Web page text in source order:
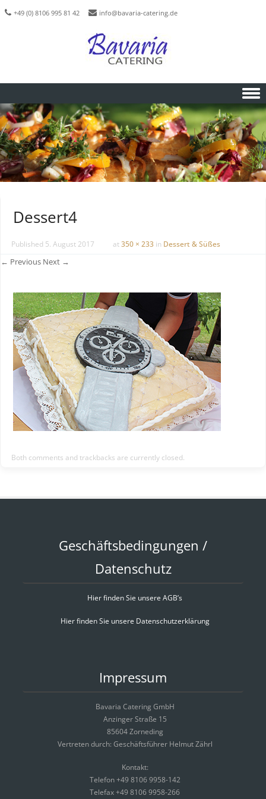
+49 (0) 8106 995 81 42 info@bavaria-catering.de
Skip to content
Dessert4
Published 5. August 2017 at350 × 233 in Dessert & Süßes
← Previous Next →
Both comments and trackbacks are currently closed.
Geschäftsbedingungen /
Datenschutz
Hier finden Sie unsere AGB’s
Hier finden Sie unsere Datenschutzerklärung
Impressum
Bavaria Catering GmbH
Anzinger Straße 15
85604 Zorneding
Vertreten durch: Geschäftsführer Helmut Zährl
Kontakt:
Telefon +49 8106 9958-142
Telefax +49 8106 9958-266